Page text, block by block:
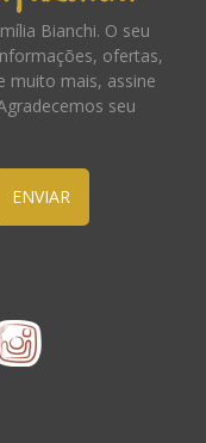
Bianchi. O seu
ofertas,
muito mais, assine
seu
ENVIAR